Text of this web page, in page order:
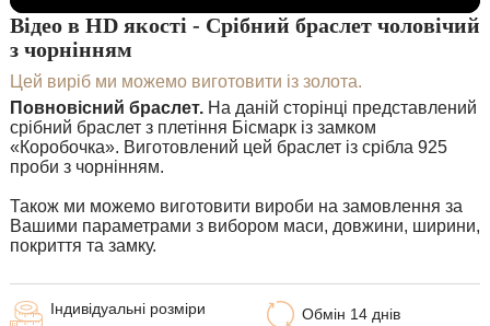
Відео в HD якості - Срібний браслет чоловічий
з чорнінням
Цей виріб ми можемо виготовити із золота.
Повновісний браслет. На даній сторінці представлений
срібний браслет з плетіння Бісмарк із замком
«Коробочка». Виготовлений цей браслет із срібла 925
проби з чорнінням.
Також ми можемо виготовити вироби на замовлення за
Вашими параметрами з вибором маси, довжини, ширини,
покриття та замку.
Обмін 14 днів
Індивідуальні розміри